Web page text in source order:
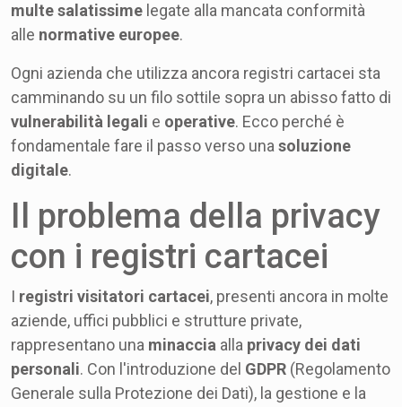
multe salatissime legate alla mancata conformità
alle normative europee.
Ogni azienda che utilizza ancora registri cartacei sta
camminando su un filo sottile sopra un abisso fatto di
vulnerabilità legali e operative. Ecco perché è
fondamentale fare il passo verso una soluzione
digitale.
Il problema della privacy
con i registri cartacei
I registri visitatori cartacei, presenti ancora in molte
aziende, uffici pubblici e strutture private,
rappresentano una minaccia alla privacy dei dati
personali. Con l'introduzione del GDPR (Regolamento
Generale sulla Protezione dei Dati), la gestione e la